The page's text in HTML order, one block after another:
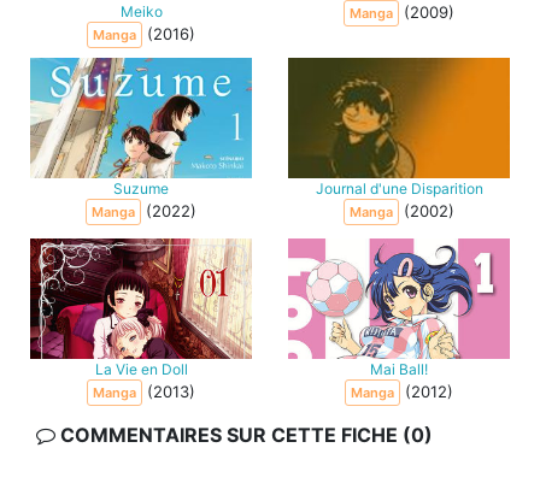
Meiko
Manga (2016)
Manga (2009)
Suzume
Manga (2022)
Journal d'une Disparition
Manga (2002)
La Vie en Doll
Manga (2013)
Mai Ball!
Manga (2012)
COMMENTAIRES SUR CETTE FICHE (0)